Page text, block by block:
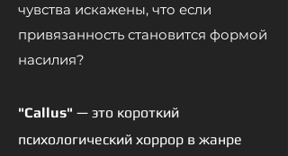
чувства искажены, что если
привязанность становится формой
насилия?
"Callus" — это короткий
психологический хоррор в жанре